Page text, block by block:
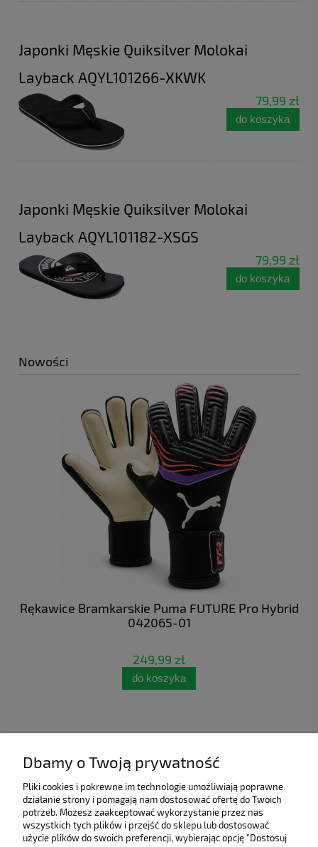
Japonki Męskie Quiksilver Molokai
Layback AQYL101266-XKWK
79,99 zł
do koszyka
Japonki Męskie Quiksilver Molokai
Layback AQYL101182-XSGS
79,99 zł
do koszyka
Nowości
Rękawice Bramkarskie Puma FUTURE Pro Hybrid
042065-01
249,99 zł
do koszyka
Dbamy o Twoją prywatność
Pliki cookies i pokrewne im technologie umożliwiają poprawne
działanie strony i pomagają nam dostosować ofertę do Twoich
potrzeb. Możesz zaakceptować wykorzystanie przez nas
wszystkich tych plików i przejść do sklepu lub dostosować
użycie plików do swoich preferencji, wybierając opcję "Dostosuj